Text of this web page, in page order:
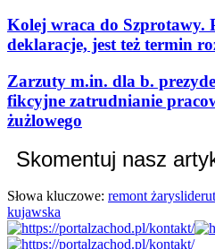
Kolej wraca do Szprotawy.
deklaracje, jest też termin
Zarzuty m.in. dla b.
fikcyjne zatrudnianie
żużlowego
Skomentuj nasz
Słowa kluczowe: remont żaryslider
kujawska